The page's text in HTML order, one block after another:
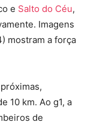
e Salto do Céu,
Imagens
mostram a força
10 km. Ao g1, a
de